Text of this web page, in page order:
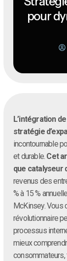
pour
L’intégration
stratégie
incontournable
et durable. Cet
que catalyseur
revenus des
% à 15 %
McKinsey.
révolutionnaire
processus
mieux
consommateurs,